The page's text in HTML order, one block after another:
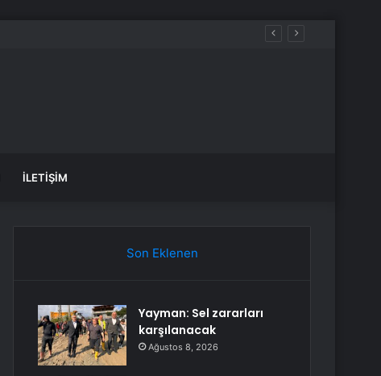
İLETIŞIM
Son Eklenen
Yayman: Sel zararları
karşılanacak
Ağustos 8, 2026